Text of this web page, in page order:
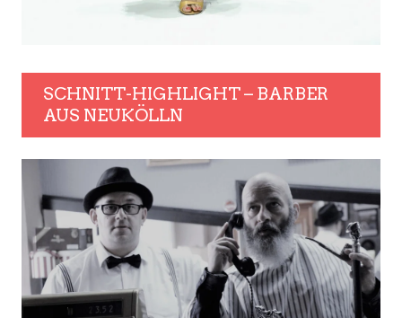
SCHNITT-HIGHLIGHT – BARBER
AUS NEUKÖLLN